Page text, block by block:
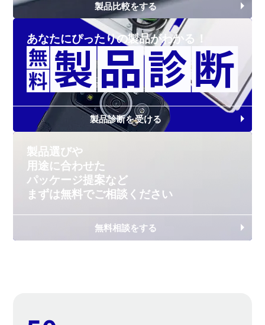
製品比較をする
あなたにぴったりの製品がわかる！
製品診断を受ける
製品選びや
用途に合わせた
パッケージ提案など
まずは無料でご相談ください
無料相談をする